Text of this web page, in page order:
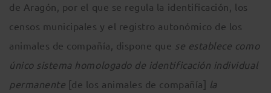
de Aragón, por el que se regula la identificación, los
censos municipales y el registro autonómico de los
animales de compañía, dispone que se establece como
único sistema homologado de identificación individual
permanente [de los animales de compañía] la